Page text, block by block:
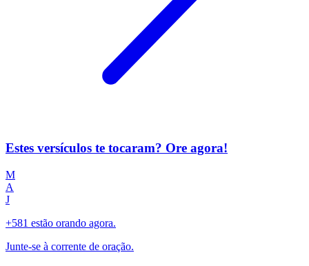
Estes versículos te tocaram? Ore agora!
M
A
J
+581 estão orando agora.
Junte-se à corrente de oração.